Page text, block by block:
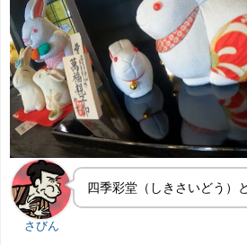
さびん
四季彩堂（しきさいどう）